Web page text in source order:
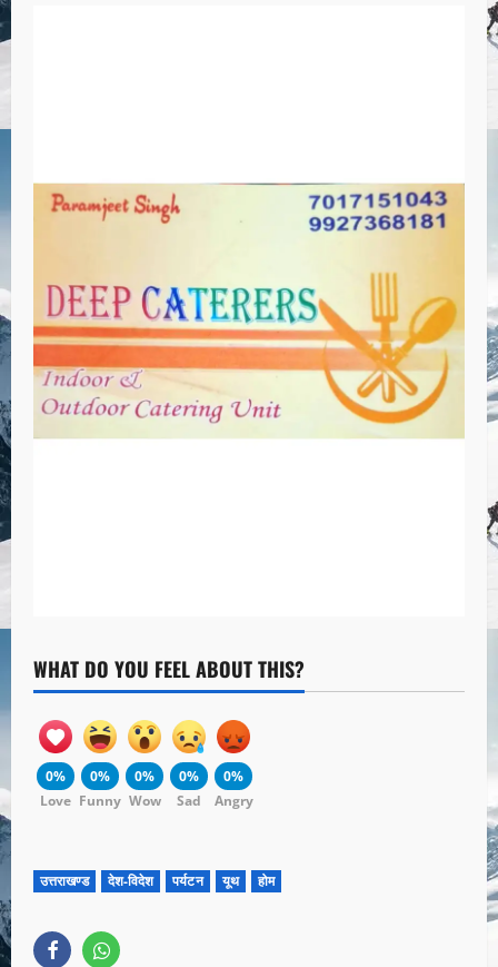
WHAT DO YOU FEEL ABOUT THIS?
0%
Love
0%
Funny
0%
Wow
0%
Sad
0%
Angry
उत्तराखण्ड देश-विदेश पर्यटन यूथ होम